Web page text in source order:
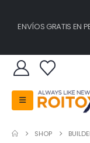
ENVÍOS GRATIS EN
SHOP